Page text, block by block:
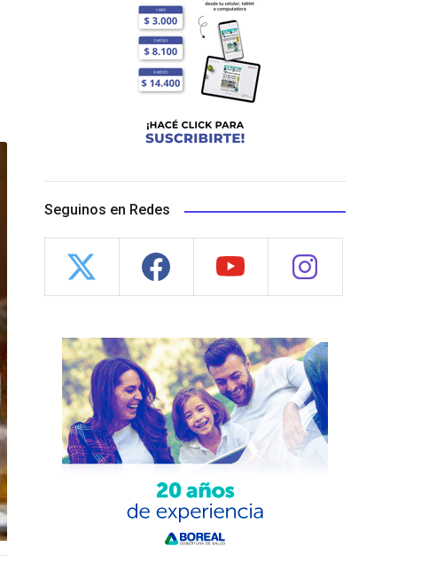
Seguinos en Redes